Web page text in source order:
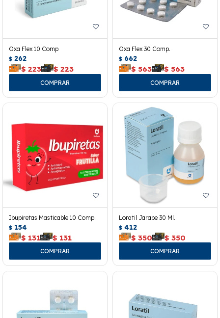
Oxa Flex 10 Comp
$ 262
$ 223 $ 223
Oxa Flex 30 Comp.
$ 662
$ 563 $ 563
Ibupiretas Masticable 10 Comp.
$ 154
$ 131 $ 131
Loratil Jarabe 30 Ml.
$ 412
$ 350 $ 350